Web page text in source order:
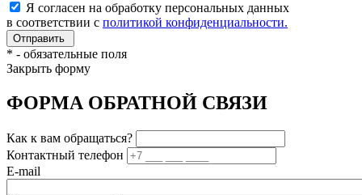
Я согласен на обработку персональных данных
в соответствии с политикой конфиденциальности.
* - обязательные поля
Закрыть форму
ФОРМА ОБРАТНОЙ СВЯЗИ
Как к вам обращаться?
Контактный телефон
E-mail